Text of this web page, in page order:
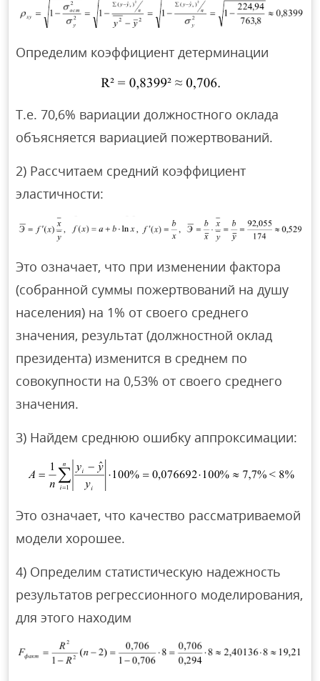
Определим коэффициент детерминации
Т.е. 70,6% вариации должностного оклада
объясняется вариацией пожертвований.
2) Рассчитаем средний коэффициент
эластичности:
Это означает, что при изменении фактора
(собранной суммы пожертвований на душу
населения) на 1% от своего среднего
значения, результат (должностной оклад
президента) изменится в среднем по
совокупности на 0,53% от своего среднего
значения.
3) Найдем среднюю ошибку аппроксимации:
Это означает, что качество рассматриваемой
модели хорошее.
4) Определим статистическую надежность
результатов регрессионного моделирования,
для этого находим